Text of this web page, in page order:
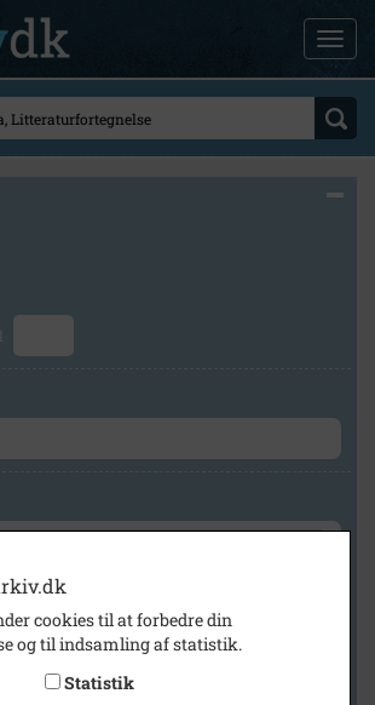
cookies til at forbedre din
og til indsamling af statistik.
Statistik